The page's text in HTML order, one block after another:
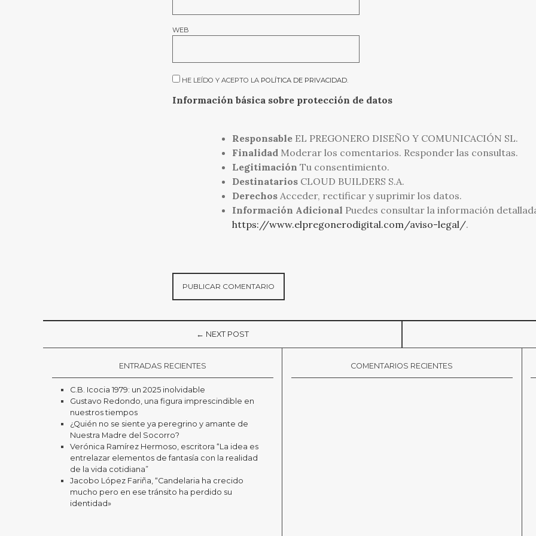
WEB
HE LEÍDO Y ACEPTO LA POLÍTICA DE PRIVACIDAD.
Información básica sobre protección de datos
Responsable EL PREGONERO DISEÑO Y COMUNICACIÓN SL.
Finalidad Moderar los comentarios. Responder las consultas.
Legitimación Tu consentimiento.
Destinatarios CLOUD BUILDERS S.A.
Derechos Acceder, rectificar y suprimir los datos.
Información Adicional Puedes consultar la información
https://www.elpregonerodigital.com/aviso-legal/.
← NEXT POST
ENTRADAS RECIENTES
C.B. Icocia 1979: un 2025 inolvidable
Gustavo Redondo, una figura imprescindible en
nuestros tiempos
¿Quién no se siente ya peregrino y amante de
Nuestra Madre del Socorro?
Verónica Ramírez Hermoso, escritora “La idea es
entrelazar elementos de fantasía con la realidad
de la vida cotidiana”
Jacobo López Fariña, “Candelaria ha crecido
mucho pero en ese tránsito ha perdido su
identidad»
COMENTARIOS RECIENTES